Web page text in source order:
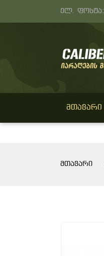
ელ. ფოსტა:
ᲛᲗᲐᲕᲐᲠᲘ
მთავარი